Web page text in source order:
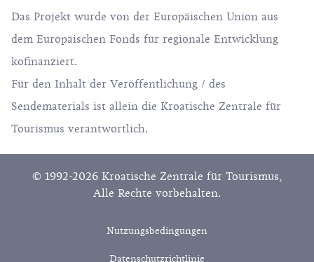
Das Projekt wurde von der Europäischen Union aus
dem Europäischen Fonds für regionale Entwicklung
kofinanziert.
Für den Inhalt der Veröffentlichung / des
Sendematerials ist allein die Kroatische Zentrale für
Tourismus verantwortlich.
© 1992-2026 Kroatische Zentrale für Tourismus,
Alle Rechte vorbehalten.
Nutzungsbedingungen
Datenschutzrichtlinie